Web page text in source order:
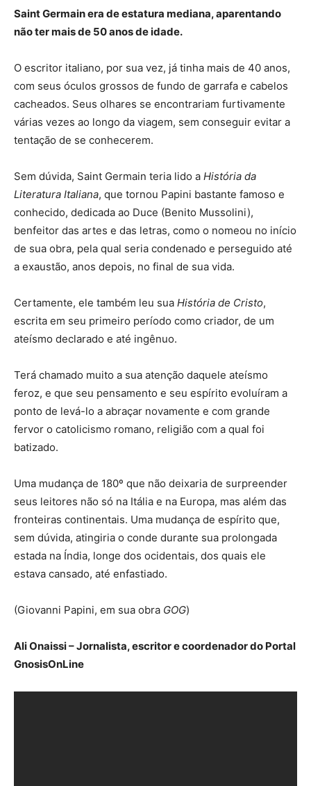
Saint Germain era de estatura mediana, aparentando
não ter mais de 50 anos de idade.
O escritor italiano, por sua vez, já tinha mais de 40 anos,
com seus óculos grossos de fundo de garrafa e cabelos
cacheados. Seus olhares se encontrariam furtivamente
várias vezes ao longo da viagem, sem conseguir evitar a
tentação de se conhecerem.
Sem dúvida, Saint Germain teria lido a História da
Literatura Italiana, que tornou Papini bastante famoso e
conhecido, dedicada ao Duce (Benito Mussolini),
benfeitor das artes e das letras, como o nomeou no início
de sua obra, pela qual seria condenado e perseguido até
a exaustão, anos depois, no final de sua vida.
Certamente, ele também leu sua História de Cristo,
escrita em seu primeiro período como criador, de um
ateísmo declarado e até ingênuo.
Terá chamado muito a sua atenção daquele ateísmo
feroz, e que seu pensamento e seu espírito evoluíram a
ponto de levá-lo a abraçar novamente e com grande
fervor o catolicismo romano, religião com a qual foi
batizado.
Uma mudança de 180º que não deixaria de surpreender
seus leitores não só na Itália e na Europa, mas além das
fronteiras continentais. Uma mudança de espírito que,
sem dúvida, atingiria o conde durante sua prolongada
estada na Índia, longe dos ocidentais, dos quais ele
estava cansado, até enfastiado.
(Giovanni Papini, em sua obra GOG)
Ali Onaissi – Jornalista, escritor e coordenador do Portal
GnosisOnLine